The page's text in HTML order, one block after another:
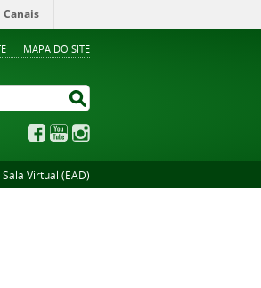
MAPA DO SITE
Canais
FacebookYouTube
Sala Virtual (EAD)